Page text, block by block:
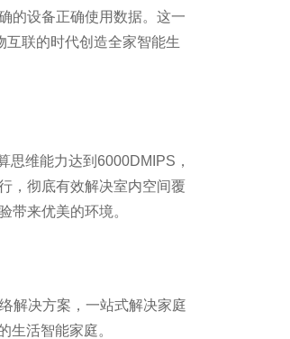
的设备正确使用数据。这一
互联的时代创造全家智能生
维能力达到6000DMIPS，
，彻底有效解决室内空间覆
带来优美的环境。
解决方案，一站式解决家庭
生活智能家庭。